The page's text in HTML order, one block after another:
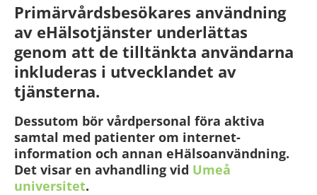
Primärvårdsbesökares användning
av eHälsotjänster underlättas
genom att de tilltänkta användarna
inkluderas i utvecklandet av
tjänsterna.
Dessutom bör vårdpersonal föra aktiva
samtal med patienter om internet-
information och annan eHälsoanvändning.
Det visar en avhandling vid Umeå
universitet.